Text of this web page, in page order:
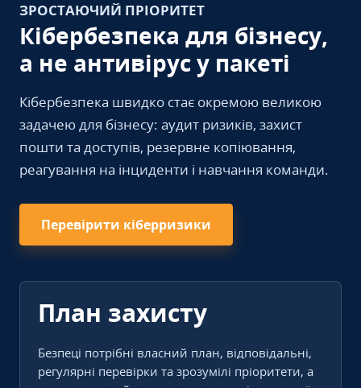
ЗРОСТАЮЧИЙ ПРІОРИТЕТ
Кібербезпека для бізнесу,
а не антивірус у пакеті
Кібербезпека швидко стає окремою великою
задачею для бізнесу: аудит ризиків, захист
пошти та доступів, резервне копіювання,
реагування на інциденти і навчання команди.
Перевірити кіберризики
План захисту
Безпеці потрібні власний план, відповідальні,
регулярні перевірки та зрозумілі пріоритети, а